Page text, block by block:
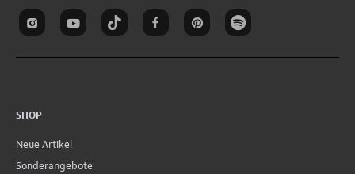
SHOP
Neue Artikel
Sonderangebote